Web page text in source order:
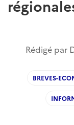
Rédigé par
BREVES-